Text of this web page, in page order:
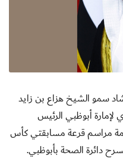
سمو الشيخ هزاع بن زايد
أبوظبي الرئيس
مراسم قرعة مسابقتي كأس
دائرة الصحة بأبوظبي.